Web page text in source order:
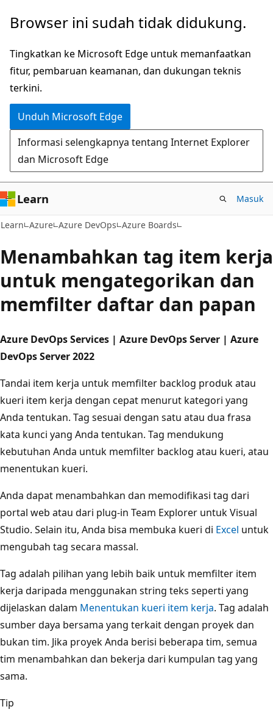
Lompati
konten
utama
Browser ini sudah tidak didukung.
Tingkatkan ke Microsoft Edge untuk memanfaatkan
fitur, pembaruan keamanan, dan dukungan teknis
terkini.
Unduh Microsoft Edge
Informasi selengkapnya tentang Internet Explorer
dan Microsoft Edge
Learn Masuk
Learn Azure Azure DevOps Azure Boards
Menambahkan tag item kerja
untuk mengategorikan dan
memfilter daftar dan papan
Azure DevOps Services | Azure DevOps Server | Azure
DevOps Server 2022
Tandai item kerja untuk memfilter backlog produk atau
kueri item kerja dengan cepat menurut kategori yang
Anda tentukan. Tag sesuai dengan satu atau dua frasa
kata kunci yang Anda tentukan. Tag mendukung
kebutuhan Anda untuk memfilter backlog atau kueri, atau
menentukan kueri.
Anda dapat menambahkan dan memodifikasi tag dari
portal web atau dari plug-in Team Explorer untuk Visual
Studio. Selain itu, Anda bisa membuka kueri di Excel untuk
mengubah tag secara massal.
Tag adalah pilihan yang lebih baik untuk memfilter item
kerja daripada menggunakan string teks seperti yang
dijelaskan dalam Menentukan kueri item kerja. Tag adalah
sumber daya bersama yang terkait dengan proyek dan
bukan tim. Jika proyek Anda berisi beberapa tim, semua
tim menambahkan dan bekerja dari kumpulan tag yang
sama.
Tip